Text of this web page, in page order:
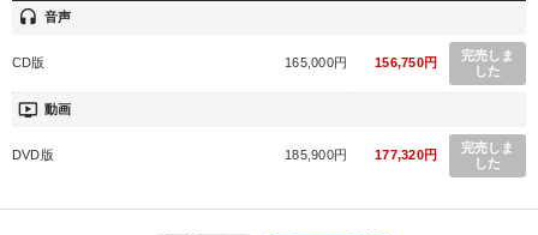
経営体系を学びたい 社長の姿勢を学びたい
headset 音声
CD版 165,000円 156,750円
完売しま
した
ondemand_video 動画
DVD版 185,900円 177,320円
完売しま
した